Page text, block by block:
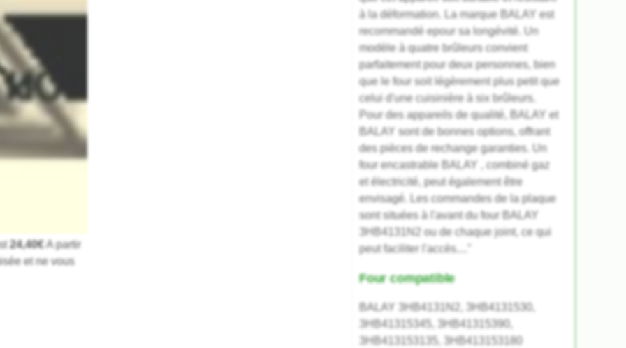
à la déformation. La marque BALAY est
recommandé epour sa longévité. Un
modèle à quatre brûleurs convient
parfaitement pour deux personnes, bien
que le four soit légèrement plus petit que
celui d'une cuisinière à six brûleurs.
Pour des appareils de qualité, BALAY et
BALAY sont de bonnes options, offrant
des pièces de rechange garanties. Un
four encastrable BALAY , combiné gaz
et électricité, peut également être
envisagé. Les commandes de la plaque
sont situées à l'avant du four BALAY
3HB4131N2 ou de chaque joint, ce qui
peut faciliter l'accès...."
Four compatible
BALAY 3HB4131N2, 3HB4131530,
3HB41315345, 3HB41315390,
3HB413153135, 3HB413153180
24,40€ A partir
et ne vous